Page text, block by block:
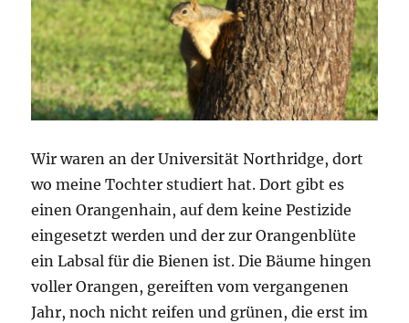
Wir waren an der Universität Northridge, dort
wo meine Tochter studiert hat. Dort gibt es
einen Orangenhain, auf dem keine Pestizide
eingesetzt werden und der zur Orangenblüte
ein Labsal für die Bienen ist. Die Bäume hingen
voller Orangen, gereiften vom vergangenen
Jahr, noch nicht reifen und grünen, die erst im